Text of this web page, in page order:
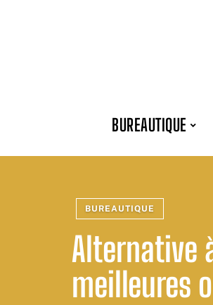
BUREAUTIQUE
BUREAUTIQUE
Alternative
meilleures